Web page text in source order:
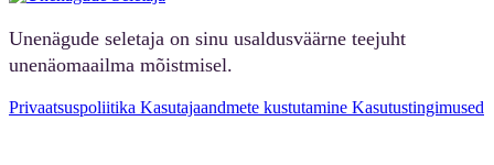
Unenägude seletaja on sinu usaldusväärne teejuht
unenäomaailma mõistmisel.
Privaatsuspoliitika Kasutajaandmete kustutamine Kasutustingimused